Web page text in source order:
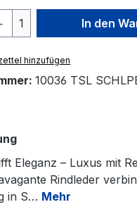
Anzahl: Gib den
1 In den
hinzufügen
10036 TSL
Eleganz – Luxus mit
Rindleder
in S… Mehr